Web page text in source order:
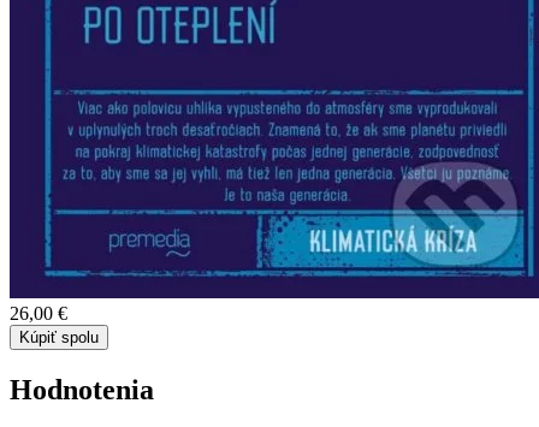
26,00 €
Kúpiť spolu
Hodnotenia